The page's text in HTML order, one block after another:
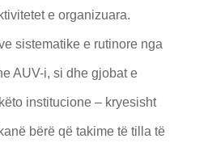
e organizuara.
sistematike e rutinore nga
AUV-i, si dhe gjobat e
institucione – kryesisht
bërë që takime të tilla të